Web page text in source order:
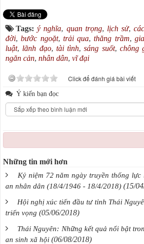
Tags:ý nghĩa, quan trọng, lịch sử,
đời,bước ngoặt, trải qua,thăng trầm,
luật, lãnh đạo, tài tình,sáng suốt, chông
ngăn cản, nhân dân, vĩ đại
Click để đánh giá bài viết
Ý kiến bạn đọc
Những tin mới hơn
Kỷ niệm 72 năm ngày truyền thống lực
an nhân dân (18/4/1946 - 18/4/2018) (15/
Hội nghị xúc tiến đầu tư tỉnh Thái
triển vọng (05/06/2018)
Thái Nguyên: Những kết quả nổi bật
an sinh xã hội (06/08/2018)